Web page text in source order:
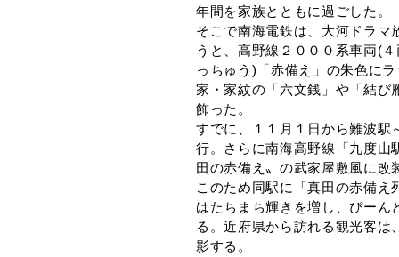
年間を家族とともに過ごした。
そこで南海電鉄は、大河ドラマ
うと、高野線２０００系車両(
っちゅう)「赤備え」の朱色に
家・家紋の「六文銭」や「結び
飾った。
すでに、１１月１日から難波駅
行。さらに南海高野線「九度山
田の赤備え〟の武家屋敷風に改
このため同駅に「真田の赤備え
はたちまち輝きを増し、ぴーん
る。近府県から訪れる観光客は
影する。